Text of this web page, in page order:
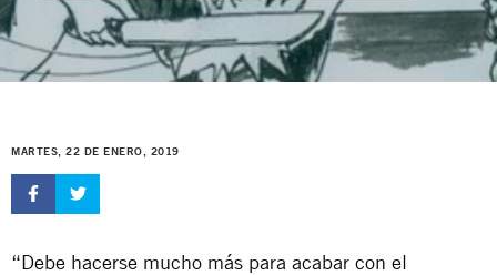
MARTES, 22 DE ENERO, 2019
“Debe hacerse mucho más para acabar con el